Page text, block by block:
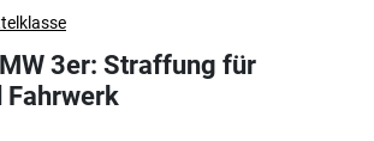
3er: Straffung für
Fahrwerk